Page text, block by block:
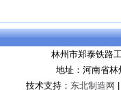
林州市郑泰铁路
地址：河南省
技术支持： 东北制造网